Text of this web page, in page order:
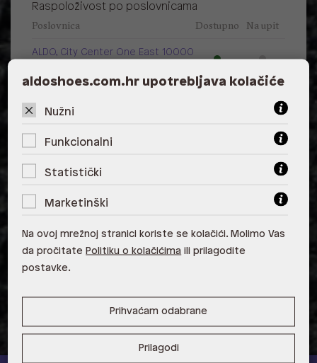
Raspoloživost po poslovnicama
Poslovnica Dostupno Na upit
ALDO, City Center One East 10000
10000 Zagreb
ALDO, Arena Centar 10020 Zagreb
ALDO, Mall of Split Split
ALDO, City Center One Split 21000
Split
ALDO, Tower Centar 51000 Rijeka
ALDO, Supernova Zadar Zadar
aldoshoes.com.hr upotrebljava kolačiće
Nužni
Funkcionalni
Statistički
Marketinški
Na ovoj mrežnoj stranici koriste se kolačići. Molimo Vas
da pročitate Politiku o kolačićima ili prilagodite
postavke.
Prihvaćam odabrane
Prilagodi